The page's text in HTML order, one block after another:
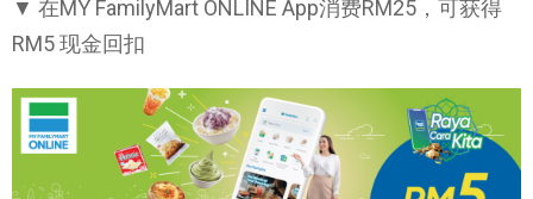
▼ 在MY FamilyMart ONLINE App消费RM25，可获得
RM5 现金回扣